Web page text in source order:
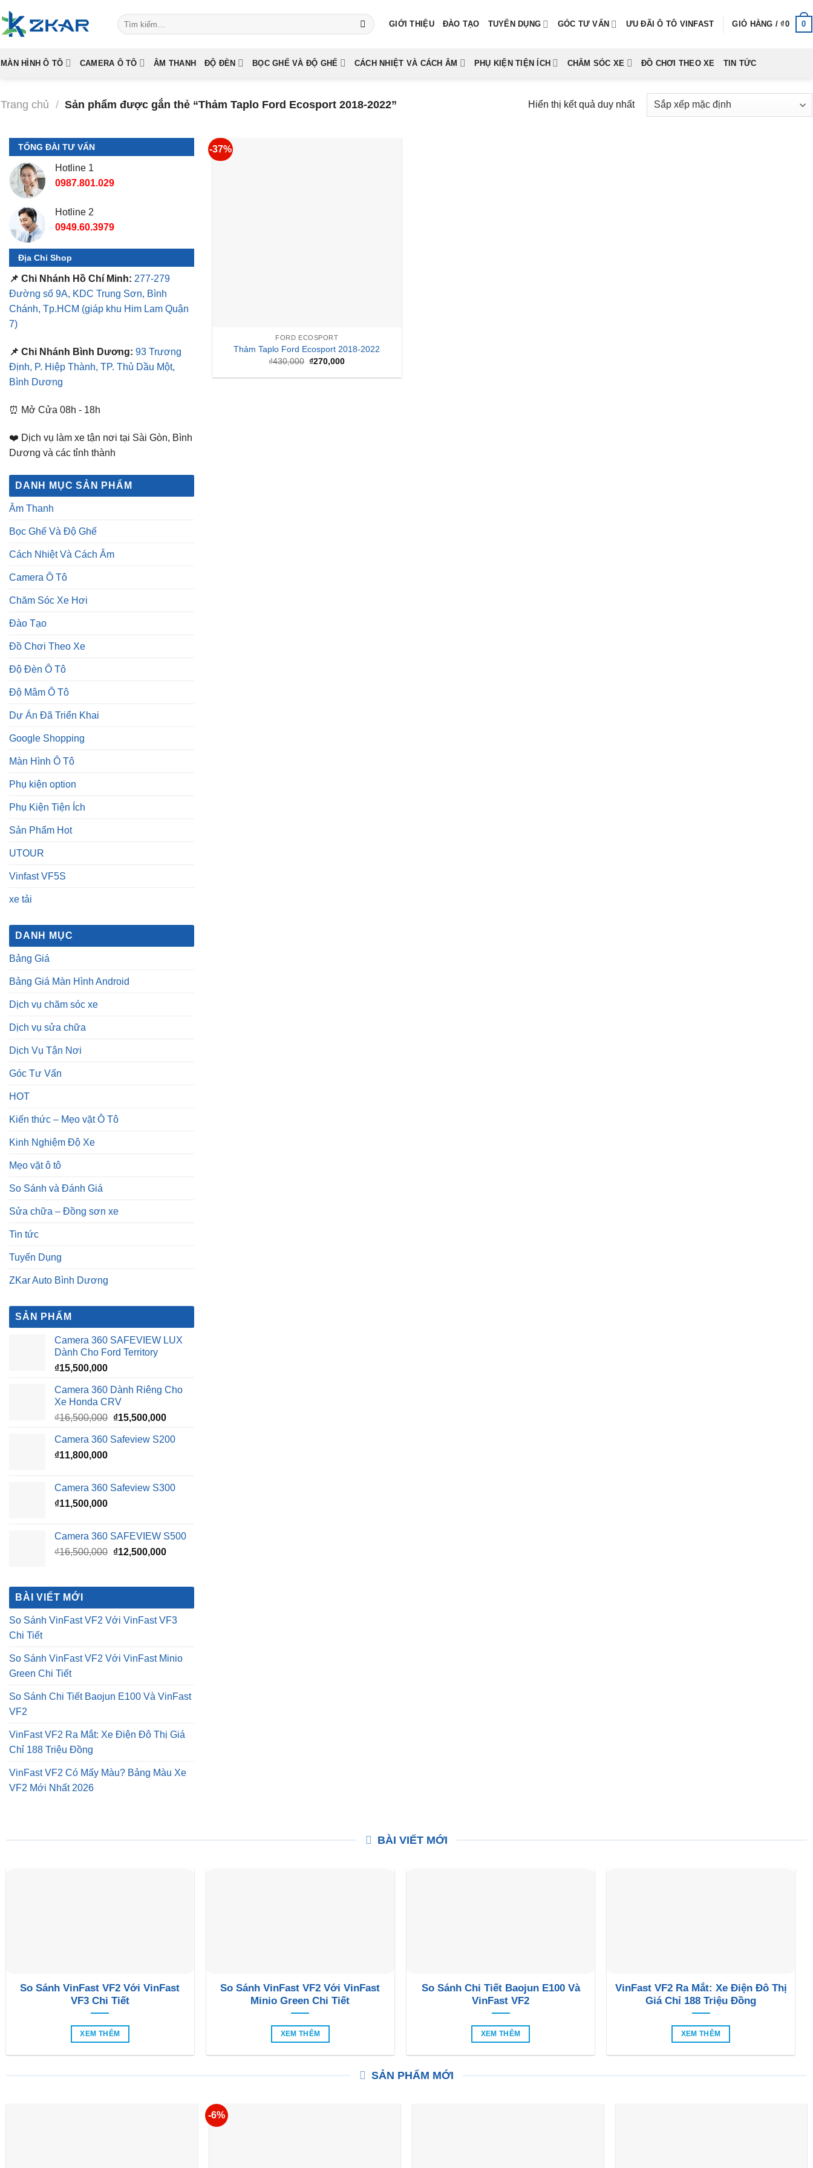
to
content
Tìm
kiếm:
GIỚI THIỆU ĐÀO TẠO TUYỂN DỤNG GÓC TƯ VẤN ƯU ĐÃI Ô TÔ VINFAST GIỎ HÀNG /₫0 0
MÀN HÌNH Ô TÔ CAMERA Ô TÔ ÂM THANH ĐỘ ĐÈN BỌC GHẾ VÀ ĐỘ GHẾ CÁCH NHIỆT VÀ CÁCH ÂM PHỤ KIỆN TIỆN ÍCH CHĂM SÓC XE ĐỒ CHƠI THEO XE TIN TỨC
Trang chủ / Sản phẩm được gắn thẻ “Thảm Taplo Ford Ecosport 2018-2022” Hiển thị kết quả duy nhất
TỔNG ĐÀI TƯ VẤN
Hotline 1
0987.801.029
Hotline 2
0949.60.3979
Địa Chỉ Shop
📌 Chi Nhánh Hồ Chí Minh: 277-279
Đường số 9A, KDC Trung Sơn, Bình
Chánh, Tp.HCM (giáp khu Him Lam Quận
7)
📌 Chi Nhánh Bình Dương: 93 Trương
Định, P. Hiệp Thành, TP. Thủ Dầu Một,
Bình Dương
⏰ Mở Cửa 08h - 18h
❤️ Dịch vụ làm xe tận nơi tại Sài Gòn, Bình
Dương và các tỉnh thành
DANH MỤC SẢN PHẨM
Âm Thanh
Bọc Ghế Và Độ Ghế
Cách Nhiệt Và Cách Âm
Camera Ô Tô
Chăm Sóc Xe Hơi
Đào Tạo
Đồ Chơi Theo Xe
Độ Đèn Ô Tô
Độ Mâm Ô Tô
Dự Án Đã Triển Khai
Google Shopping
Màn Hình Ô Tô
Phụ kiện option
Phụ Kiện Tiện Ích
Sản Phẩm Hot
UTOUR
Vinfast VF5S
xe tải
DANH MỤC
Bảng Giá
Bảng Giá Màn Hình Android
Dịch vụ chăm sóc xe
Dịch vụ sửa chữa
Dịch Vụ Tận Nơi
Góc Tư Vấn
HOT
Kiến thức – Mẹo vặt Ô Tô
Kinh Nghiệm Độ Xe
Mẹo vặt ô tô
So Sánh và Đánh Giá
Sửa chữa – Đồng sơn xe
Tin tức
Tuyển Dụng
ZKar Auto Bình Dương
SẢN PHẨM
Camera 360 SAFEVIEW LUX
Dành Cho Ford Territory
₫15,500,000
Camera 360 Dành Riêng Cho
Xe Honda CRV
₫16,500,000 Giá
là:
₫15,500,000Giá
tại
Camera 360 Safeview S200
₫11,800,000
Camera 360 Safeview S300
₫11,500,000
Camera 360 SAFEVIEW S500
₫16,500,000 Giá
₫16,500,000.
₫12,500,000Giá
là:
BÀI VIẾT MỚI
So Sánh VinFast VF2 Với VinFast VF3
Chi Tiết
So Sánh VinFast VF2 Với VinFast Minio
Green Chi Tiết
So Sánh Chi Tiết Baojun E100 Và VinFast
VF2
VinFast VF2 Ra Mắt: Xe Điện Đô Thị Giá
Chỉ 188 Triệu Đồng
VinFast VF2 Có Mấy Màu? Bảng Màu Xe
VF2 Mới Nhất 2026
-37%
FORD ECOSPORT
Thảm Taplo Ford Ecosport 2018-2022
₫430,000 Giá
là:
₫270,000Giá
tại
BÀI VIẾT MỚI
So Sánh VinFast VF2 Với VinFast
VF3 Chi Tiết
XEM THÊM
So Sánh VinFast VF2 Với VinFast
Minio Green Chi Tiết
XEM THÊM
So Sánh Chi Tiết Baojun E100 Và
VinFast VF2
XEM THÊM
VinFast VF2 Ra Mắt: Xe Điện Đô Thị
Giá Chỉ 188 Triệu Đồng
XEM THÊM
SẢN PHẨM MỚI
-6%